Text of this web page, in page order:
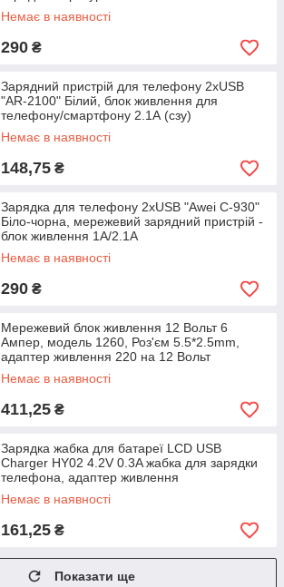
Немає в наявності
290 ₴
Зарядний пристрій для телефону 2хUSB
"AR-2100" Білий, блок живлення для
телефону/смартфону 2.1А (сзу)
Немає в наявності
148,75 ₴
Зарядка для телефону 2хUSB "Awei C-930"
Біло-чорна, мережевий зарядний пристрій -
блок живлення 1А/2.1А
Немає в наявності
290 ₴
Мережевий блок живлення 12 Вольт 6
Ампер, модель 1260, Роз'єм 5.5*2.5mm,
адаптер живлення 220 на 12 Вольт
Немає в наявності
411,25 ₴
Зарядка жабка для батареї LCD USB
Charger HY02 4.2V 0.3A жабка для зарядки
телефона, адаптер живлення
Немає в наявності
161,25 ₴
Показати ще